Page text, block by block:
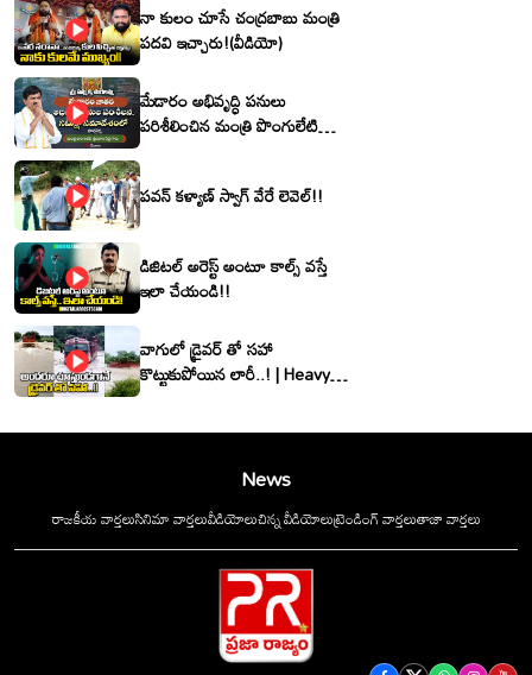
నా కులం చూసే చంద్రబాబు మంత్రి
పదవి ఇచ్చారు!(వీడియో)
మేడారం అభివృద్ధి పనులు
పరిశీలించిన మంత్రి పొంగులేటి
పవన్ కళ్యాణ్ స్వాగ్ వేరే లెవెల్!!
డిజిటల్ అరెస్ట్ అంటూ కాల్స్ వస్తే
ఇలా చేయండి!!
వాగులో డ్రైవర్ తో సహా
కొట్టుకుపోయిన లారీ..! | Heavy
News
రాజకీయ వార్తలుసినిమా వార్తలువీడియోలుచిన్న వీడియోలుట్రెండింగ్ వార్తలుతాజా వార్తలు